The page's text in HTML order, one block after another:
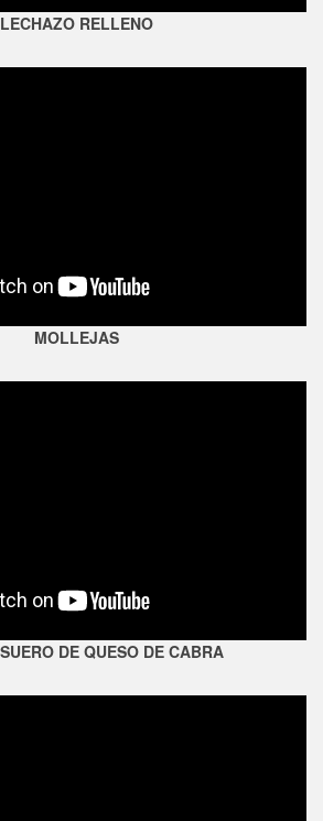
LECHAZO RELLENO
MOLLEJAS
DE QUESO DE CABRA